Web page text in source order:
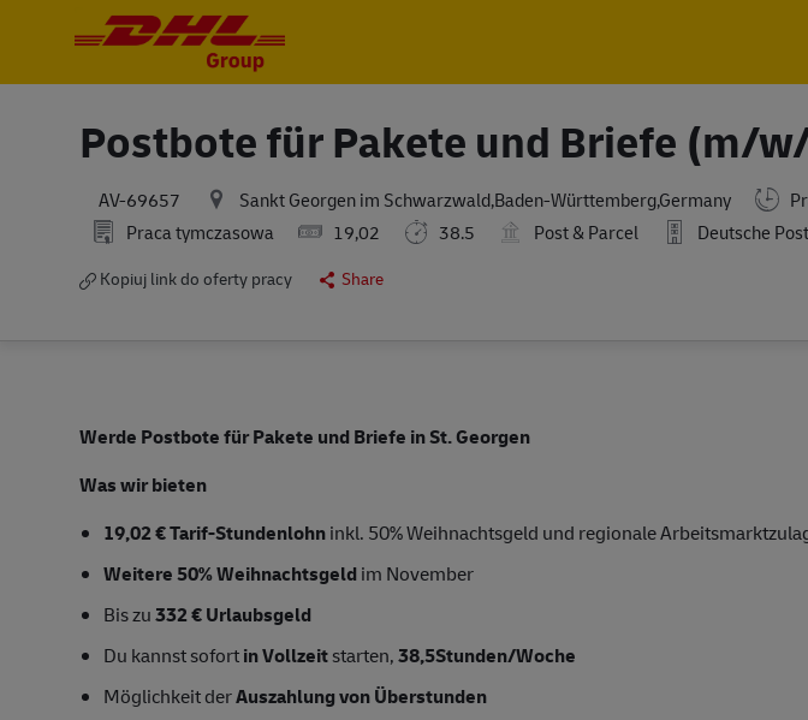
Postbote für Pakete und Briefe (m/
AV-69657 Sankt Georgen im Schwarzwald,Baden-Württemberg,Germany
Praca tymczasowa
19,02 38.5 Post & Parcel Deutsche
Kopiuj link do oferty pracy Share
Werde Postbote für Pakete und Briefe in St. Georgen
Was wir bieten
19,02 € Tarif-Stundenlohninkl. 50% Weihnachtsgeld und regionale
Weitere 50% Weihnachtsgeldim November
Bis zu332 € Urlaubsgeld
Du kannst sofortin Vollzeitstarten,38,5Stunden/Woche
Möglichkeit derAuszahlung von Überstunden